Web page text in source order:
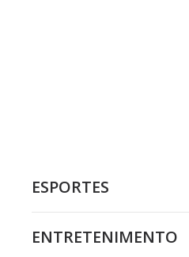
ESPORTES
ENTRETENIMENTO